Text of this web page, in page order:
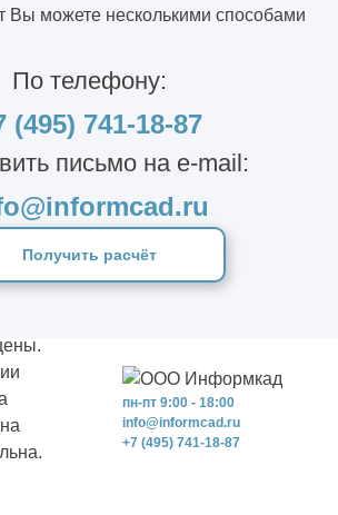
Вы можете несколькими способами
По телефону:
(495) 741-18-87
письмо на e-mail:
Получить расчёт
пн-пт 9:00 - 18:00
+7 (495) 741-18-87
info@informcad.ru
на